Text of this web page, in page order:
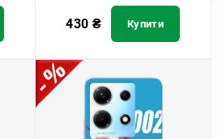
430 ₴ Купити